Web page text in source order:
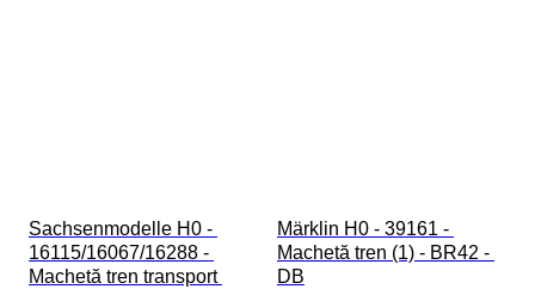
Sachsenmodelle H0 -
16115/16067/16288 -
Machetă tren transport
Märklin H0 - 39161 -
Machetă tren (1) - BR42 -
DB